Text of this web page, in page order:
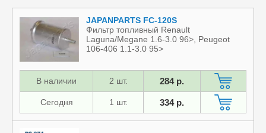
JAPANPARTS FC-120S
Фильтр топливный Renault
Laguna/Megane 1.6-3.0 96>, Peugeot
106-406 1.1-3.0 95>
В наличии 2 шт. 284 р.
Сегодня 1 шт. 334 р.